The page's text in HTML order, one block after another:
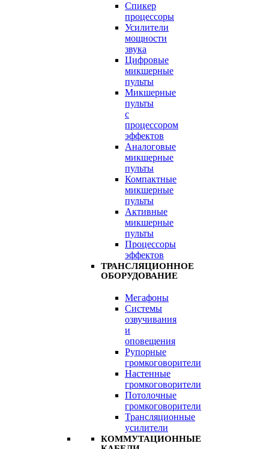
Спикер
процессоры
Усилители
мощности
звука
Цифровые
микшерные
пульты
Микшерные
пульты
с
процессором
эффектов
Аналоговые
микшерные
пульты
Компактные
микшерные
пульты
Активные
микшерные
пульты
Процессоры
эффектов
ТРАНСЛЯЦИОННОЕ
ОБОРУДОВАНИЕ
Мегафоны
Системы
озвучивания
и
оповещения
Рупорные
громкоговорители
Настенные
громкоговорители
Потолочные
громкоговорители
Трансляционные
усилители
КОММУТАЦИОННЫЕ